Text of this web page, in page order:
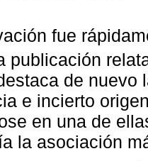
fue
publicación
de nuevo
e incierto
en una de
la asociación